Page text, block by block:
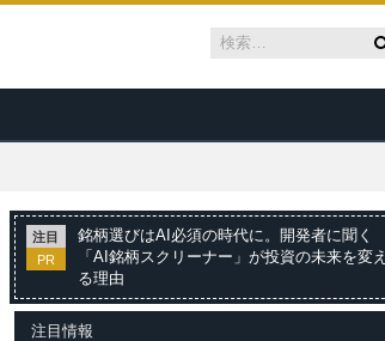
注目
PR
銘柄選びはAI必須の時代に。開発者に聞く
「AI銘柄スクリーナー」が投資の未来を変え
る理由
注目情報